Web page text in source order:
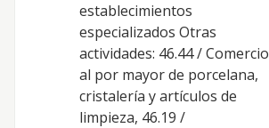
establecimientos
especializados Otras
actividades: 46.44 / Comercio
al por mayor de porcelana,
cristalería y artículos de
limpieza, 46.19 /